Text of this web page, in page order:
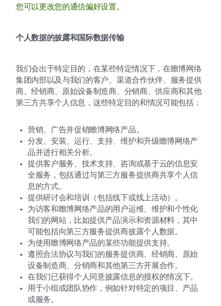
您可以更改您的通信偏好设置。
个人数据的披露和国际数据传输
我们会出于特定目的，在某些特定情况下，在瞻博网络
集团内部以及与我们的客户、渠道合作伙伴、服务提供
商、经销商、原始设备制造商、分销商、供应商和其他
第三方共享个人信息，这些特定目的和情况可能包括：
营销、广告并促销瞻博网络产品。
分发、安装、运行、支持、维护和升级瞻博网络产
品并进行相关分析。
提供客户服务、技术支持、咨询或基于云的信息安
全服务，包括通过与第三方服务提供商共享个人信
息的方式。
提供研讨会和培训（包括线下或线上活动）。
为访客和瞻博网络产品的用户运维、维护和个性化
我们的网站，比如提供产品演示和资源材料，其中
可能包括向第三方服务提供商披露个人数据。
为使用瞻博网络产品的某些功能提供支持。
遵照合法协议与我们的服务提供商、经销商、原始
设备制造商、分销商和其他第三方开展合作。
在我们已获得个人同意披露信息的授权的情况下。
用于小组或团队协作，例如针对特定的项目、产品
或服务。